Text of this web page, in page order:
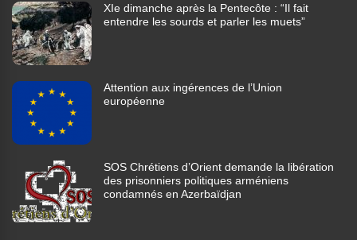
XIe dimanche après la Pentecôte : “Il fait
entendre les sourds et parler les muets”
Attention aux ingérences de l’Union
européenne
SOS Chrétiens d’Orient demande la libération
des prisonniers politiques arméniens
condamnés en Azerbaïdjan